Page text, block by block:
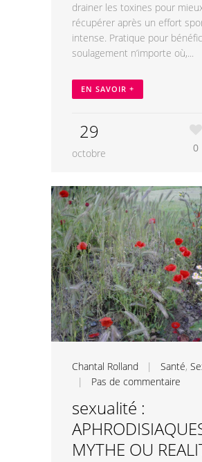
drainer les toxines pour
récupérer après un effort
intense. Pratique pour
soulagement n’importe où,...
EN SAVOIR +
29
octobre 0
Chantal Rolland | Santé,
| Pas de commentaire
sexualité :
MYTHE OU